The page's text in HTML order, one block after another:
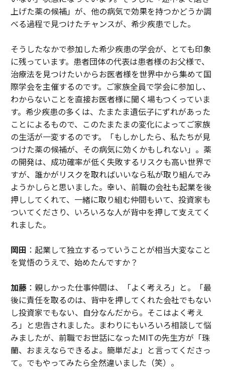
上げた薬の候補」が、他の病気で効果を持つかどうか調
べる過程で見つけたチャンスが、希少疾患でした。
そうしたなかで参加した希少疾患の学会が、とても印象
に残っています。患者団体の代表は患者様のお父様で、
治療法を見つけたいからお医者様を世界中から集めて国
際学会を主催するのです。ご家族全員で学会に参加し、
わからないことを直接お医者様に聞く場もつくっていま
す。希少疾患の多くは、たまたま遺伝子にずれがあった
ことによるもので、このたまたまの変化によってご家族
の生活が一変するのです。「もしかしたら、私たちが見
つけた薬の候補が、その病気に効くかもしれない」。薬
の開発は、成功確率が低く失敗するリスクも高い世界で
すが、誰かがリスクを取ればいいなら私が取り組んでみ
ようかしらと思いました。幸い、前職の会社も起業を後
押ししてくれて、一緒に取り組む仲間もいて、投資家も
ついてくださり、いろいろな人が背中を押して支えてく
れました。
岡田 ：起業して独立するっていうことが相当大変なこと
を覚悟のうえで、始めたんですか？
加藤：親しかった仕事仲間は、「よく考えろ」と。「最
後に責任を取るのは、背中を押してくれた会社でもない
し投資家でもない、自分なんだから。そこはよく考え
ろ」と忠告されました。まわりにもいろいろ相談して悩
みましたが、前職でお世話になったMITの先生方が「珠
蘭、おまえならできるよ。簡単だよ」と言ってくださっ
て。でもやってみたら全然違いました（笑）。